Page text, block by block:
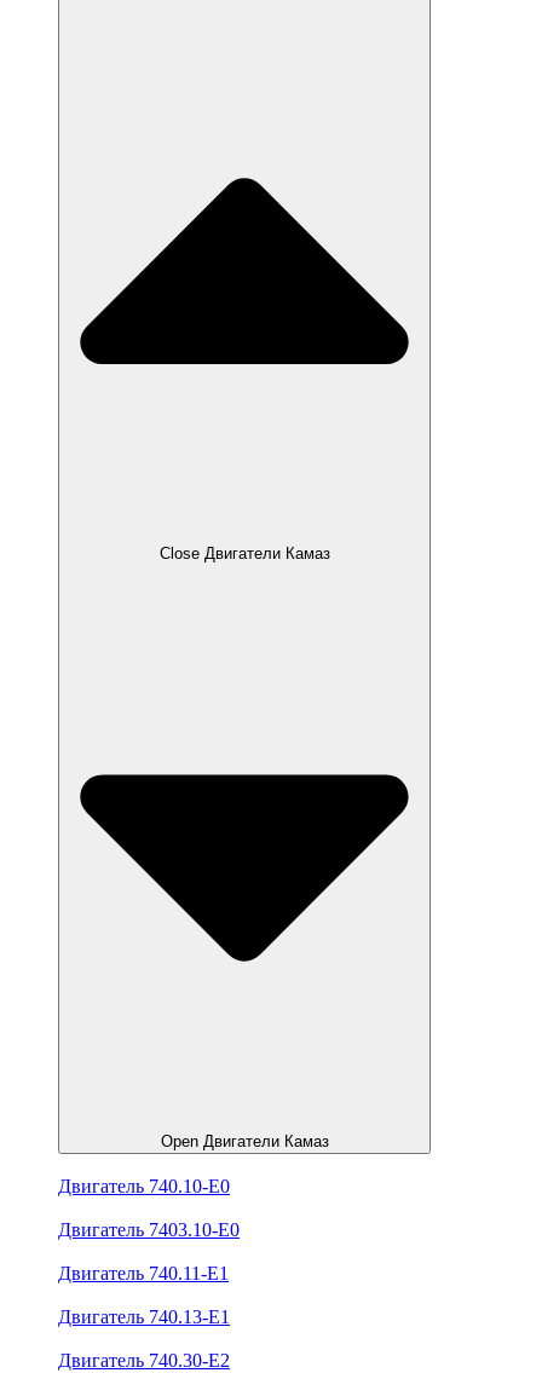
Close Двигатели Камаз
Open Двигатели Камаз
Двигатель 740.10-E0
Двигатель 7403.10-E0
Двигатель 740.11-E1
Двигатель 740.13-E1
Двигатель 740.30-E2